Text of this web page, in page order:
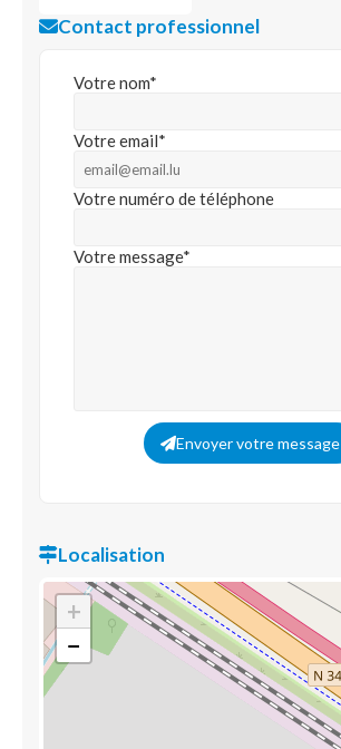
Contact professionnel
Votre nom*
Votre email*
Votre numéro de téléphone
Votre message*
Envoyer votre message
Localisation
+
−